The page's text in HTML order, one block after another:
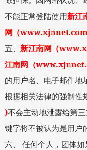
不能正常登陆使用 新江
网
（
五、 新江南网 （
江南网
（
的用户名、电子邮件地
根据相关法律的强制性
)不会主动地泄露给第
键字将不被认为是用户
六、
任何个人，团体如